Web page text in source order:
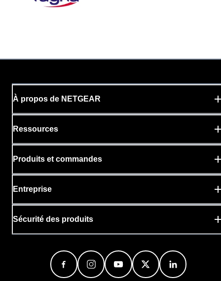
À propos de NETGEAR
Ressources
Produits et commandes
Entreprise
Sécurité des produits